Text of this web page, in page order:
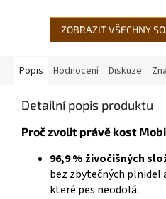
poměru (moučka ze...
ZOBRAZIT VŠECHNY
Popis Hodnocení Diskuze
Detailní popis produktu
Proč zvolit právě kost
96,9 % živočišných
bez zbytečných plnidel
které pes neodolá.